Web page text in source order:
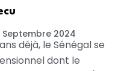
Septembre 2024